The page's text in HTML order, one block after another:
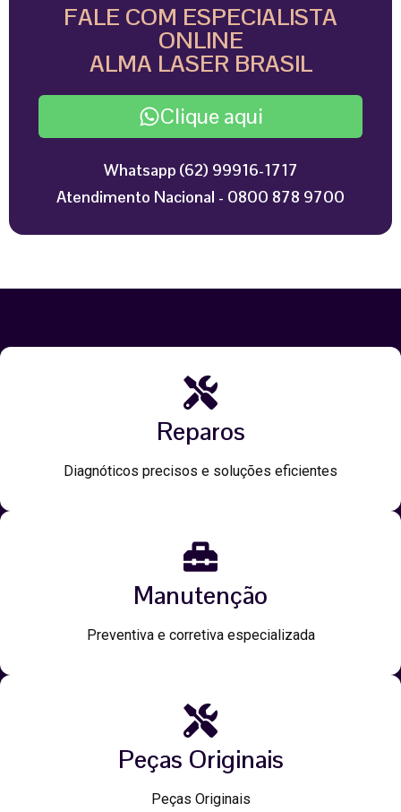
FALE COM ESPECIALISTA
ONLINE
ALMA LASER BRASIL
Clique aqui
Whatsapp (62) 99916-1717
Atendimento Nacional - 0800 878 9700
Reparos
Diagnóticos precisos e soluções eficientes
Manutenção
Preventiva e corretiva especializada
Peças Originais
Peças Originais